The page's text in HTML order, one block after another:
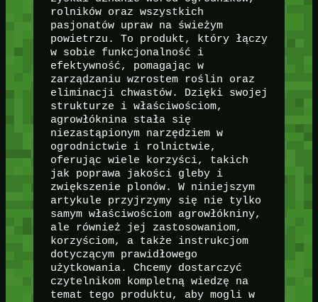
rolników oraz wszystkich
pasjonatów upraw na świeżym
powietrzu. To produkt, który łączy
w sobie funkcjonalność i
efektywność, pomagając w
zarządzaniu wzrostem roślin oraz
eliminacji chwastów. Dzięki swojej
strukturze i właściwościom,
agrowłóknina stała się
niezastąpionym narzędziem w
ogrodnictwie i rolnictwie,
oferując wiele korzyści, takich
jak poprawa jakości gleby i
zwiększenie plonów. W niniejszym
artykule przyjrzymy się nie tylko
samym właściwościom agrowłókniny,
ale również jej zastosowaniom,
korzyściom, a także instrukcjom
dotyczącym prawidłowego
użytkowania. Chcemy dostarczyć
czytelnikom kompletną wiedzę na
temat tego produktu, aby mogli w